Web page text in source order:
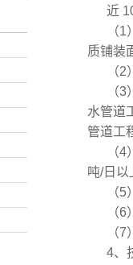
近
（
质铺装
（
（
水管道
管道工
（
吨/日以
（
（
（
4、